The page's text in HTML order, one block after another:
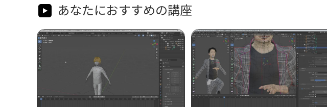
あなたにおすすめの講座